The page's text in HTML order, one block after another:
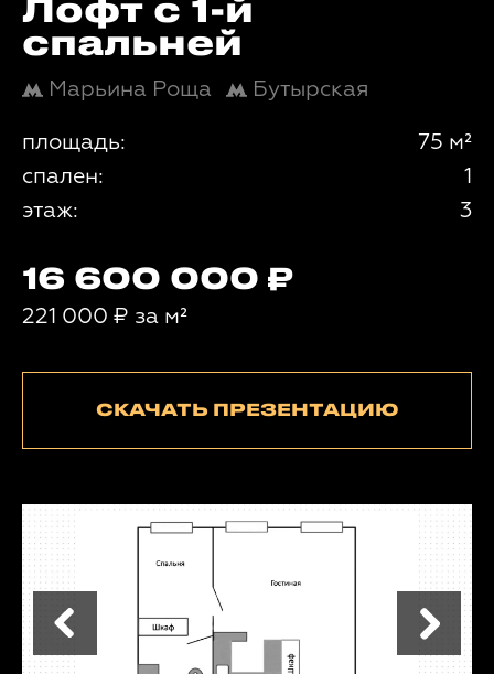
Лофт с 1-й
спальней
Марьина Роща Бутырская
площадь:
75 м²
спален:
1
этаж:
3
16 600 000
221 000 ₽ за м²
СКАЧАТЬ ПРЕЗЕНТАЦИЮ